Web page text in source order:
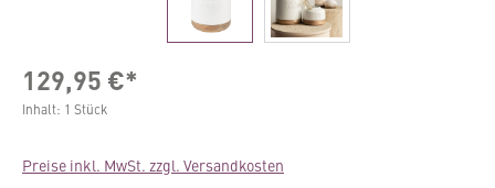
129,95 €*
Inhalt: 1 Stück
Preise inkl. MwSt. zzgl. Versandkosten